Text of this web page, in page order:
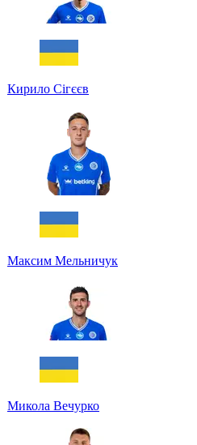
Кирило Сігєєв
Максим Мельничук
Микола Вечурко